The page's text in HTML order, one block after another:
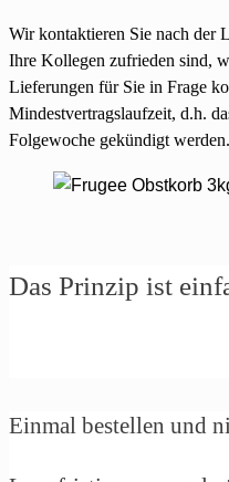
Wir kontaktieren Sie nach der
Ihre Kollegen zufrieden sind,
Lieferungen für Sie in Frage
Mindestvertragslaufzeit, d.h.
Folgewoche gekündigt werden.
Das Prinzip ist
Einmal bestellen und